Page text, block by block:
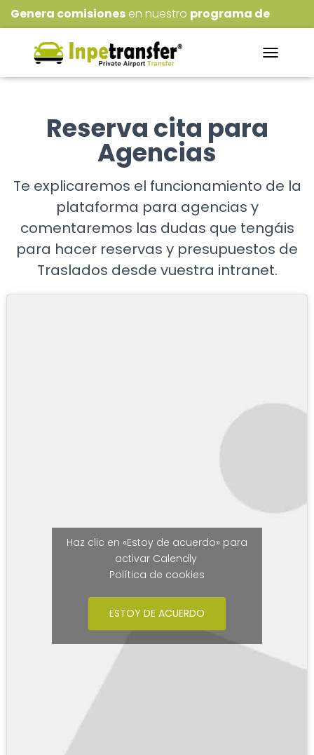
Genera comisiones en nuestro programa de
Afiliados !!!
Reserva cita para
Agencias
Te explicaremos el funcionamiento de la
plataforma para agencias y
comentaremos las dudas que tengáis
para hacer reservas y presupuestos de
Traslados desde vuestra intranet.
Haz clic en «Estoy de acuerdo» para
activar Calendly
Política de cookies
ESTOY DE ACUERDO